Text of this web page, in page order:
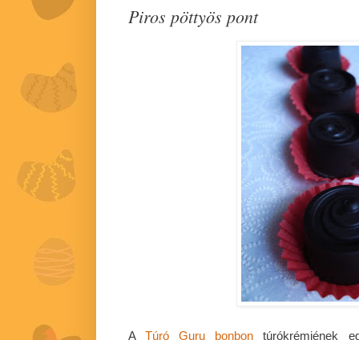
Piros pöttyös pont
ATúró Guru bonbon túrókrémjének